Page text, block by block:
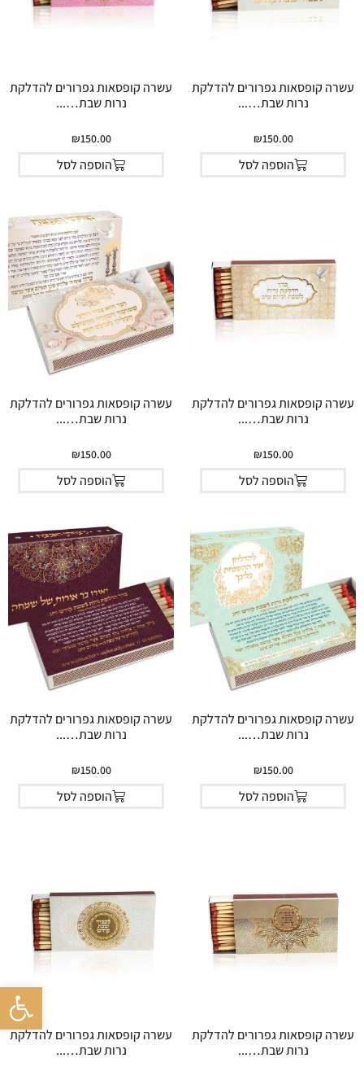
פתח
עשרה קופסאות גפרורים להדלקת
נרות שבת…...
₪150.00
הוספה לסל
עשרה קופסאות גפרורים להדלקת
נרות שבת…...
₪150.00
הוספה לסל
עשרה קופסאות גפרורים להדלקת
נרות שבת…...
₪150.00
הוספה לסל
עשרה קופסאות גפרורים להדלקת
נרות שבת…...
₪150.00
הוספה לסל
עשרה קופסאות גפרורים להדלקת
נרות שבת…...
₪150.00
הוספה לסל
עשרה קופסאות גפרורים להדלקת
נרות שבת…...
₪150.00
הוספה לסל
עשרה קופסאות גפרורים להדלקת
נרות שבת…...
עשרה קופסאות גפרורים להדלקת
נרות שבת…...